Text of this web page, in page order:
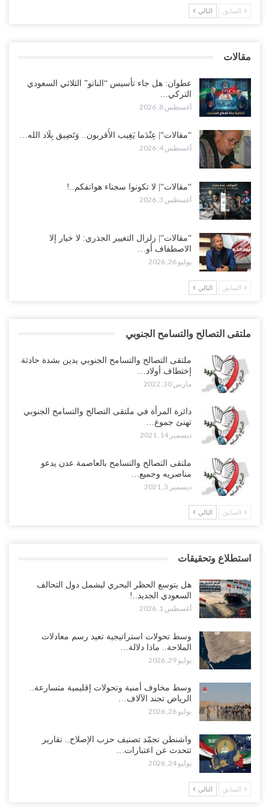
“الضالع“| حملة اجتثاث سعودية لأذرع الزبيدي من معقله الأبرز..!
هِيَ الحِضْنُ الدَّافِئُ…
السابق التالي
مقالات
عطوان: هل جاء تأسيس “الناتو” الثلاثي السعودي
التركي…
أغسطس 8, 2026
“مقالات“| عِنْدَما يَغِيب الأَقربون.. وَتَضِيق بِلَاد الله…
أغسطس 4, 2026
“مقالات“| لا تكونوا سجناء هواتفكم..!
أغسطس 3, 2026
“مقالات“| زلزال التغيير الجذري: لا خيار إلا
الاصطفاف أو…
يوليو 26, 2026
السابق التالي
ملتقى التصالح والتسامح الجنوبي
ملتقى التصالح والتسامح الجنوبي يدين بشدة حادثة
إختطاف أولاد…
مارس 30, 2022
دائرة المرأة في ملتقى التصالح والتسامح الجنوبي
تهنئ جموع…
ديسمبر 14, 2021
ملتقى التصالح والتسامح بالعاصمة عدن يدعو
مناصريه وجميع…
ديسمبر 3, 2021
السابق التالي
استطلاع وتحقيقات
هل يتوسع الحظر البحري ليشمل دول التحالف
السعودي الجديد..!
أغسطس 1, 2026
وسط تحولات استراتيجية تعيد رسم معادلات
الملاحة.. ماذا دلالة…
يوليو 29, 2026
وسط مخاوف أمنية وتحولات إقليمية متسارعة..
الرياض تجند الآلاف…
يوليو 26, 2026
واشنطن تجمّد تصنيف حزب الإصلاح.. تقارير
تتحدث عن اعتبارات…
يوليو 24, 2026
السابق التالي